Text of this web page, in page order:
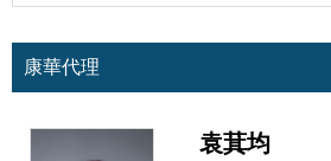
康華代理
袁萁均